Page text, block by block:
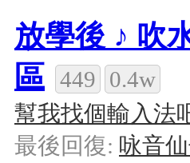
放學後 ♪ 吹
區 449 0.4w
幫我找個輸入法
最後回復: 咏音